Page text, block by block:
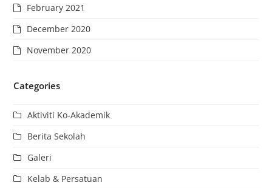
February 2021
December 2020
November 2020
Categories
Aktiviti Ko-Akademik
Berita Sekolah
Galeri
Kelab & Persatuan